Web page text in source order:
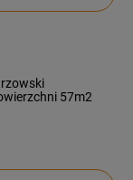
57m2